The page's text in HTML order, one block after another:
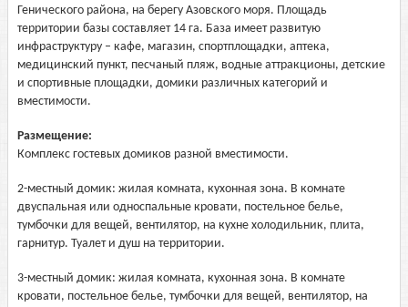
Генического района, на берегу Азовского моря. Площадь
территории базы составляет 14 га. База имеет развитую
инфраструктуру – кафе, магазин, спортплощадки, аптека,
медицинский пункт, песчаный пляж, водные аттракционы, детские
и спортивные площадки, домики различных категорий и
вместимости.
Размещение:
Комплекс гостевых домиков разной вместимости.
2-местный домик: жилая комната, кухонная зона. В комнате
двуспальная или односпальные кровати, постельное белье,
тумбочки для вещей, вентилятор, на кухне холодильник, плита,
гарнитур. Туалет и душ на территории.
3-местный домик: жилая комната, кухонная зона. В комнате
кровати, постельное белье, тумбочки для вещей, вентилятор, на